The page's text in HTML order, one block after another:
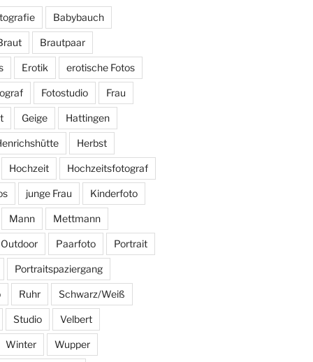
Babybauch
Brautpaar
Erotik erotische Fotos
Fotostudio Frau
Geige Hattingen
Herbst
Hochzeit Hochzeitsfotograf
junge Frau Kinderfoto
Mann Mettmann
Outdoor Paarfoto Portrait
Portraitspaziergang
Ruhr Schwarz/Weiß
Studio Velbert
Winter Wupper